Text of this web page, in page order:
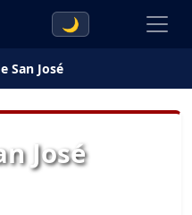
🌙
San José
José